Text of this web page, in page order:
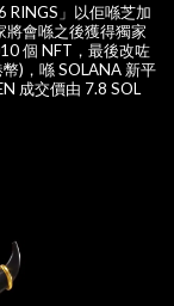
RINGS」以佢喺芝加
將會喺之後獲得獨家
個 NFT，最後改咗
)，喺 SOLANA 新平
成交價由 7.8 SOL